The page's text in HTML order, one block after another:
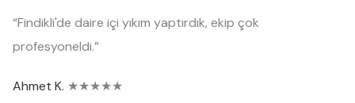
“Findikli'de daire içi yıkım yaptırdık, ekip çok
profesyoneldi.”
Ahmet K. ★★★★★